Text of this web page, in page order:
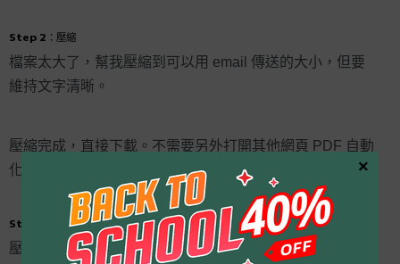
Step 2：壓縮
檔案太大了，幫我壓縮到可以用 email 傳送的大小，但要
維持文字清晰。
壓縮完成，直接下載。不需要另外打開其他網頁 PDF 自動
化工具，不需要再等一次上傳進度條。
Step 3：下載，照你原本的方式傳出去
壓縮後的 PDF 下載到本機，接著用 email、LINE、或任何
×